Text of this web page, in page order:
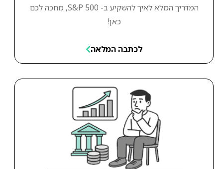
המדריך המלא לאיך להשקיע ב- S&P 500, מחכה לכם
כאן!
לכתבה המלאה